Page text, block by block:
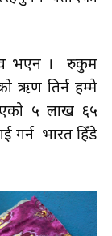
भएन । रुकुम
ऋण तिर्न हम्मे
५ लाख ६५
गर्न भारत हिँडे